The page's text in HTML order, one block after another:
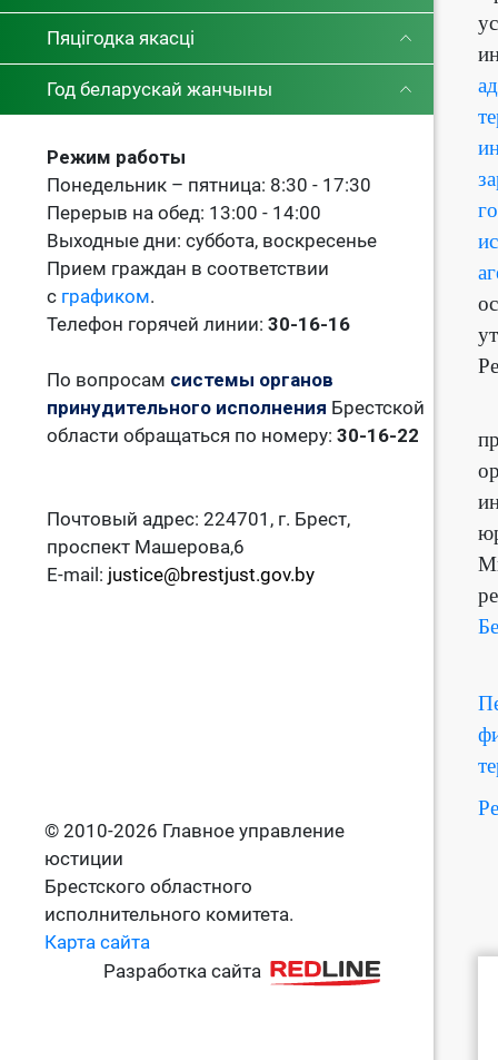
Пяцігодка якасці
Год беларускай жанчыны
Режим работы
Понедельник – пятница: 8:30 - 17:30
Перерыв на обед: 13:00 - 14:00
Выходные дни: суббота, воскресенье
Прием граждан в соответствии
с графиком.
Телефон горячей линии: 30-16-16
По вопросам системы органов
принудительного исполнения Брестской
области обращаться по номеру: 30-16-22
Почтовый адрес: 224701, г. Брест,
проспект Машерова,6
E-mail: justice@brestjust.gov.by
© 2010-2026 Главное управление
юстиции
Брестского областного
исполнительного комитета.
Карта сайта
Разработка сайта